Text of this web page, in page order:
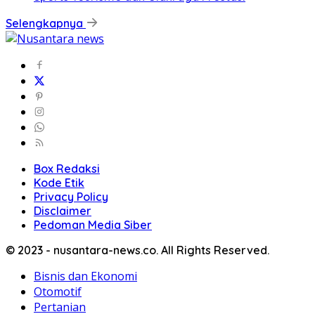
Selengkapnya
Box Redaksi
Kode Etik
Privacy Policy
Disclaimer
Pedoman Media Siber
© 2023 - nusantara-news.co. All Rights Reserved.
Bisnis dan Ekonomi
Otomotif
Pertanian